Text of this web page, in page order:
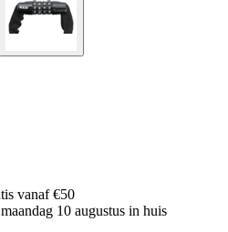
vanaf €50
10 augustus in huis